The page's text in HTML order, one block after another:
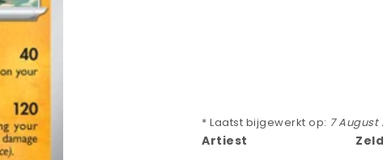
* Laatst bijgewerkt op: 7 August
Artiest